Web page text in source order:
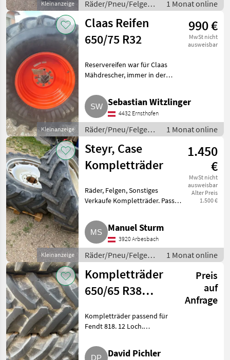
Kleinanzeige
Räder/Pneu/Felgen /
Kompletträder
1 Monat online
Kleinanzeige
Claas Reifen
650/75 R32
990 €
MwSt nicht
ausweisbar
Reservereifen war für Claas
Mähdrescher, immer in der
Räder/Pneu/Felgen
KompletträderSebastian Witzlinger
4432 Ernsthofen
Räder/Pneu/Felgen /
Kompletträder
1 Monat online
Kleinanzeige
Steyr, Case
Kompletträder
1.450
€
MwSt nicht
ausweisbar
Alter Preis
1.500 €
Räder, Felgen, Sonstiges
Verkaufe Kompletträder. Passen
CS 58 bis 75. Reifen hinten,
340/85 R36, ca. 40 % Profil.
Reifen vorne, 320/85
Manuel Sturm
3920 Arbesbach
Räder/Pneu/Felgen /
Kompletträder
1 Monat online
Kompletträder
650/65 R38
Fendt 818
Preis
auf
Anfrage
Kompletträder passend für
Fendt 818. 12 Loch.
Kompletträder
David Pichler